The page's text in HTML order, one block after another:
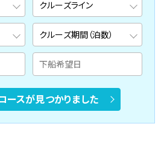
ースが見つかりました